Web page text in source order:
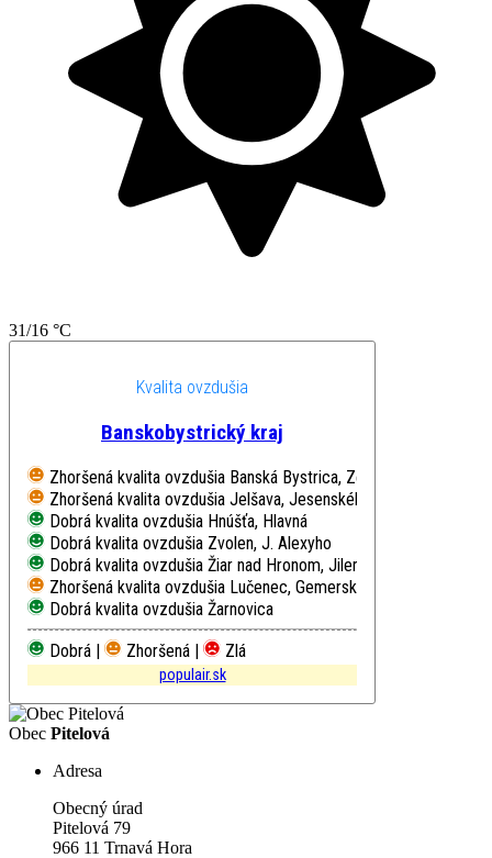
31/16 °C
Kvalita ovzdušia
Banskobystrický kraj
Zhoršená kvalita ovzdušia Banská Bystrica, Zelená
Zhoršená kvalita ovzdušia Jelšava, Jesenského
Dobrá kvalita ovzdušia Hnúšťa, Hlavná
Dobrá kvalita ovzdušia Zvolen, J. Alexyho
Dobrá kvalita ovzdušia Žiar nad Hronom, Jilemnického
Zhoršená kvalita ovzdušia Lučenec, Gemerská cesta
Dobrá kvalita ovzdušia Žarnovica
Dobrá |
Zhoršená | Zlá
populair.sk
Obec Pitelová
Adresa
Obecný úrad
Pitelová 79
966 11 Trnavá Hora